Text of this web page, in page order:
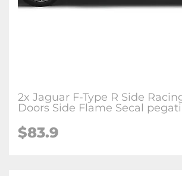
2x Jaguar F-Type R Side
Doors Side Flame Secal
$83.9